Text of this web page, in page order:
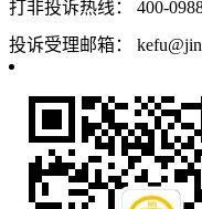
打非投诉热线：
400-
投诉受理邮箱：